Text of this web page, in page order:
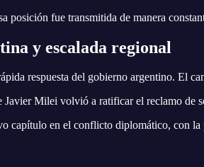
posición fue transmitida de manera
y escalada regional
respuesta del gobierno argentino. El
Javier Milei volvió a ratificar el reclamo de
capítulo en el conflicto diplomático, con